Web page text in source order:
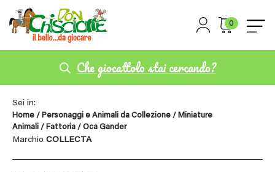
0
Che giocattolo stai cercando?
Sei in:
Home / Personaggi e Animali da Collezione / Miniature
Animali / Fattoria / Oca Gander
Marchio COLLECTA